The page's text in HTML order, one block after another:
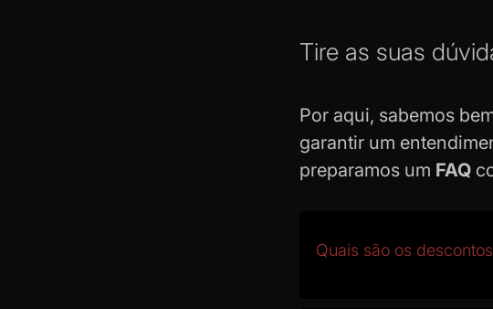
Tire as suas
Por aqui, sabemos
garantir um
preparamos um FAQ
Quais são os